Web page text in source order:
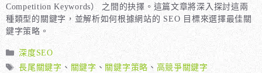
Competition Keywords） 之間的抉擇。這篇文章將深入探討這兩
種類型的關鍵字，並解析如何根據網站的 SEO 目標來選擇最佳關
鍵字策略。
分
類
深度SEO
標
長尾關鍵字 、 關鍵字 、 關鍵字策略 、 高競爭關鍵字